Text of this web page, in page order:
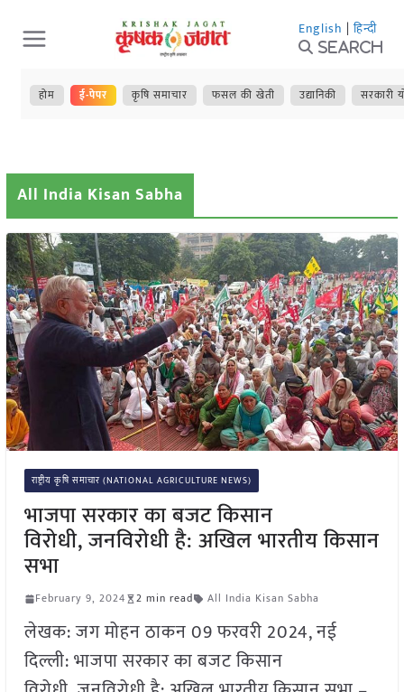
Skip
to
content
English | हिन्दी
Search
होम ई-पेपर कृषि समाचार फसल की खेती उद्यानिकी सरकारी
All India Kisan Sabha
राष्ट्रीय कृषि समाचार (NATIONAL AGRICULTURE NEWS)
भाजपा सरकार का बजट किसान
विरोधी, जनविरोधी है: अखिल भारतीय किसान
सभा
February 9, 2024 2 min read All India Kisan Sabha
लेखक: जग मोहन ठाकन 09 फरवरी 2024, नई
दिल्ली: भाजपा सरकार का बजट किसान